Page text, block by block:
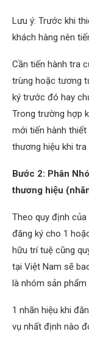
Lưu ý: Trước khi
khách hàng nên
Cần tiến hành tra
trùng hoặc tương
ký trước đó hay
Trong trường hợp
mới tiến hành
thương hiệu khi
Bước 2: Phân
thương hiệu
Theo quy định
đăng ký cho 1
hữu trí tuệ cũng
tại Việt Nam sẽ
là nhóm sản
1 nhãn hiệu khi
vụ nhất định nào